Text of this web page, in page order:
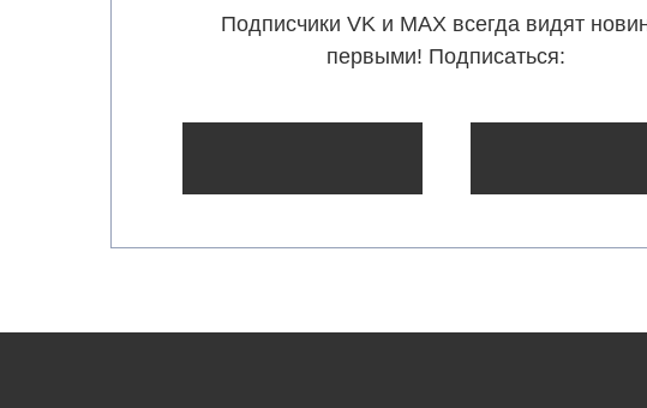
Подписчики VK и MAX всегда видят
первыми! Подписаться: